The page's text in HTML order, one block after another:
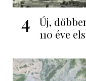
4
Új,
110 éve